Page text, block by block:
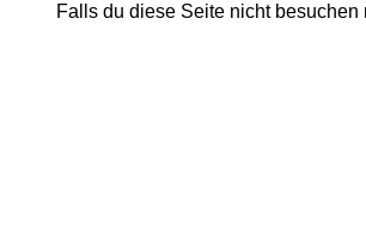
Falls du diese Seite nicht besuchen